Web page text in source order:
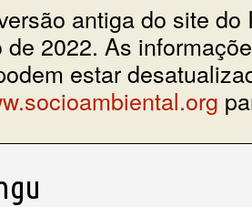
antiga do site do
de 2022. As
estar